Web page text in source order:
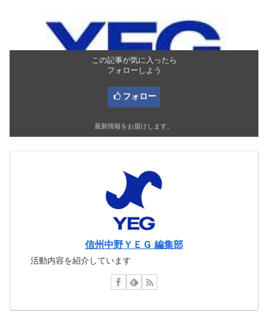
この記事が気に入ったら
フォローしよう
フォロー
最新情報をお届けします。
信州中野ＹＥＧ 編集部
活動内容を紹介しています